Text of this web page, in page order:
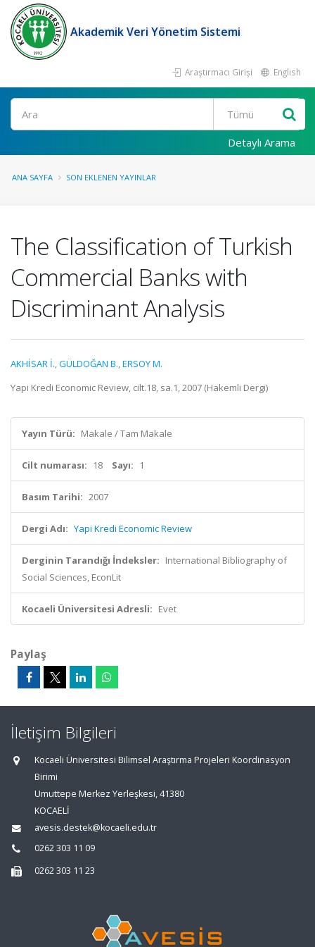
Akademik Veri Yönetim Sistemi
Araştırmacı Girişi English
Ara
Detaylı Arama
ANA SAYFA SON EKLENEN YAYINLAR
The Classification of Turkish
Commercial Banks with
Discriminant Analysis
AKHİSAR İ.,GÜLDOĞAN B.,ERSOY M.
Yapi Kredi Economic Review, cilt.18, sa.1, 2007 (Hakemli Dergi)
Yayın Türü: Makale / Tam Makale
Cilt numarası: 18 Sayı: 1
Basım Tarihi: 2007
Dergi Adı: Yapi Kredi Economic Review
Derginin Tarandığı İndeksler: International Bibliography of
Social Sciences, EconLit
Kocaeli Üniversitesi Adresli: Evet
Paylaş
İletişim Bilgileri
Kocaeli Üniversitesi Bilimsel Araştırma Projeleri Koordinasyon
Birimi
Umuttepe Merkez Yerleşkesi, 41380
KOCAELİ
avesis.destek@kocaeli.edu.tr
0262 303 11 09
0262 303 11 23